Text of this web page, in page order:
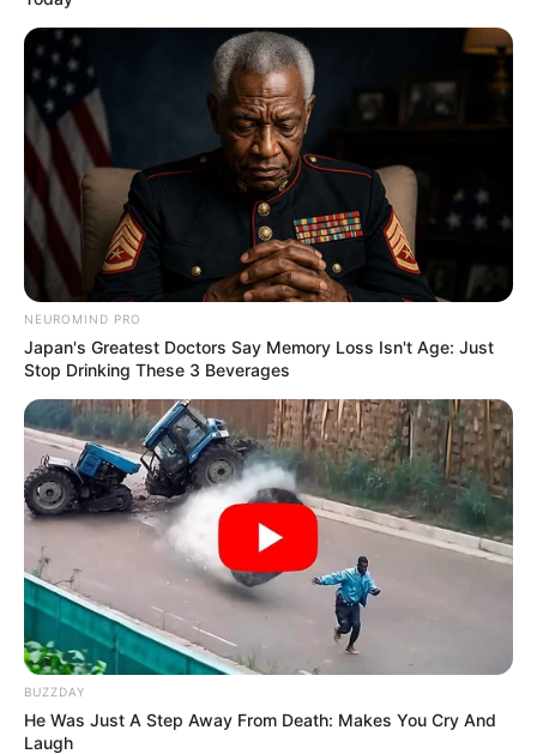
NEUROMIND PRO
Japan's Greatest Doctors Say Memory Loss Isn't Age: Just
Stop Drinking These 3 Beverages
BUZZDAY
He Was Just A Step Away From Death: Makes You Cry And
Laugh